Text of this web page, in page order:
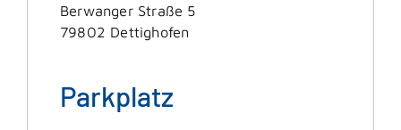
Berwanger Straße 5
79802 Dettighofen
Parkplatz